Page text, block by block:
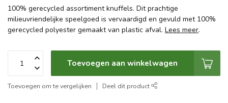
100% gerecycled assortiment knuffels. Dit prachtige
milieuvriendelijke speelgoed is vervaardigd en gevuld met 100%
gerecycled polyester gemaakt van plastic afval. Lees meer.
Toevoegen aan winkelwagen
Toevoegen om te vergelijken Deel dit product